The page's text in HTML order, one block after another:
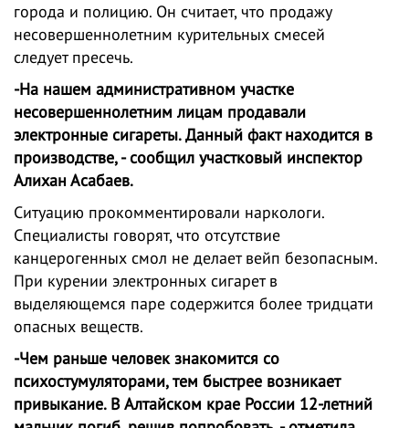
города и полицию. Он считает, что продажу
несовершеннолетним курительных смесей
следует пресечь.
-На нашем административном участке
несовершеннолетним лицам продавали
электронные сигареты. Данный факт находится в
производстве, - сообщил участковый инспектор
Алихан Асабаев.
Ситуацию прокомментировали наркологи.
Специалисты говорят, что отсутствие
канцерогенных смол не делает вейп безопасным.
При курении электронных сигарет в
выделяющемся паре содержится более тридцати
опасных веществ.
-Чем раньше человек знакомится со
психостумуляторами, тем быстрее возникает
привыкание. В Алтайском крае России 12-летний